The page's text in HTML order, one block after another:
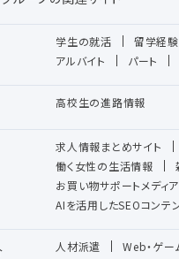
学生の就活 留学経
アルバイト
パート
高校生の進路情報
求人情報まとめサイト
働く女性の生活情報
お買い物サポートメディア
AIを活用したSEOコンテ
人材派遣 Web・ゲ